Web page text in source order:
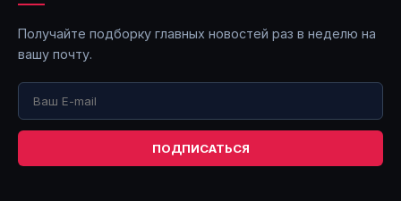
Получайте подборку главных новостей раз в неделю на
вашу почту.
ПОДПИСАТЬСЯ